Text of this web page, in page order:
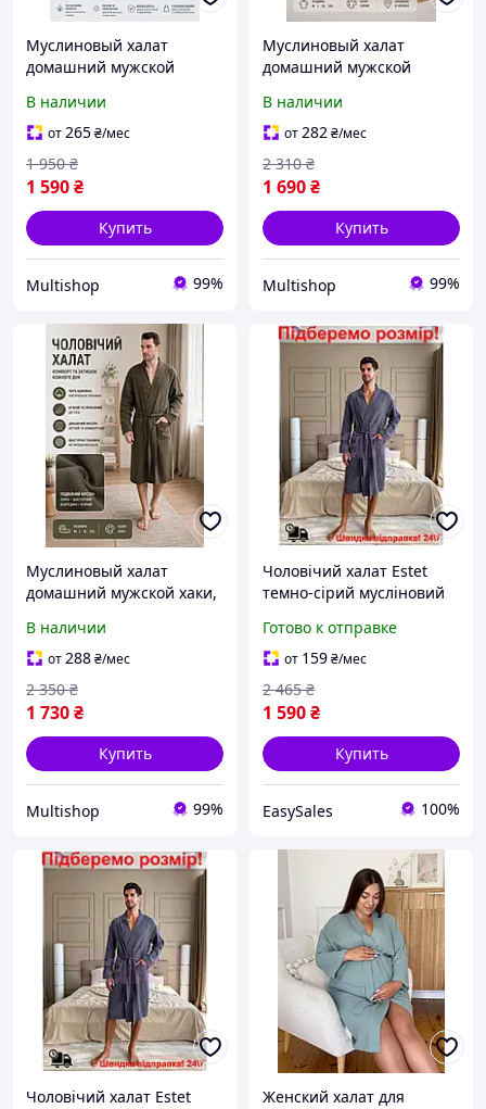
Муслиновый халат
домашний мужской
домашний халат для
мужчин хлопковый
легкий
В наличии
от265₴/мес
1 590₴
1 950 ₴
Купить
Multishop 99%
Муслиновый халат
домашний мужской
домашний халат для
мужчин хлопковый
легкий, Халат из муслина
В наличии
от282₴/мес
1 690₴
2 310 ₴
Купить
Multishop 99%
Муслиновый халат
домашний мужской хаки,
для мужчин хлопковый
легкий, Халат из муслина
В наличии
от288₴/мес
1 730₴
2 350 ₴
Купить
Multishop 99%
Чоловічий халат Estet
темно-сірий мусліновий
комфортний одяг для
чоловіків S
Готово к отправке
от 159₴/мес
1 590₴
2 465 ₴
Купить
EasySales 100%
Чоловічий халат Estet
Женский халат для